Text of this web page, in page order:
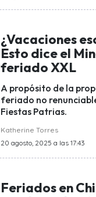
¿Vacaciones
Esto dice el
feriado XXL
A propósito de la
feriado no
Fiestas Patrias.
Katherine Torres
20 agosto, 2025 a las 17:43
Feriados en